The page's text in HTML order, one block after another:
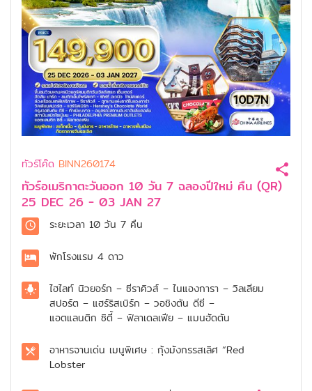
ทัวร์โค๊ด BINN260174
ทัวร์อเมริกาตะวันออก 10 วัน 7 ฉลองปีใหม่ คืน (QR)
25 DEC 26 - 03 JAN 27
ระยะเวลา 10 วัน 7 คืน
พักโรงแรม 4 ดาว
ไฮไลท์ นิวยอร์ก – ซีราคิวส์ – ไนแองการา – วิลเลียม
สปอร์ต – แฮร์ริสเบิร์ก – วอชิงตัน ดีซี –
แอตแลนติก ซิตี้ – ฟิลาเดลเฟีย – แมนฮัดตัน
อาหารจานเด่น เมนูพิเศษ : กุ้งมังกรรสเลิศ “Red
Lobster